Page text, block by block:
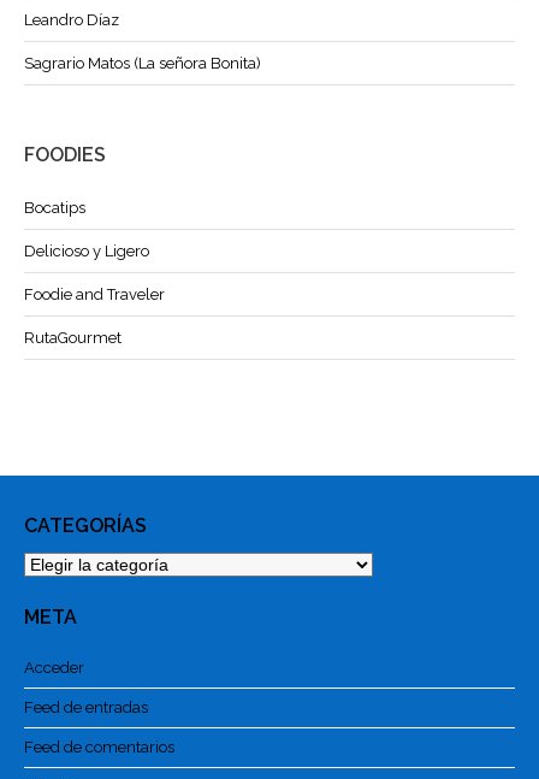
Leandro Díaz
Sagrario Matos (La señora Bonita)
FOODIES
Bocatips
Delicioso y Ligero
Foodie and Traveler
RutaGourmet
CATEGORÍAS
Categorías
META
Acceder
Feed de entradas
Feed de comentarios